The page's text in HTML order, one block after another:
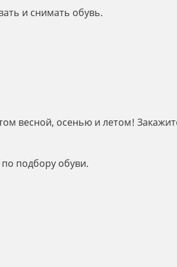
и снимать обувь.
весной, осенью и летом!
подбору обуви.